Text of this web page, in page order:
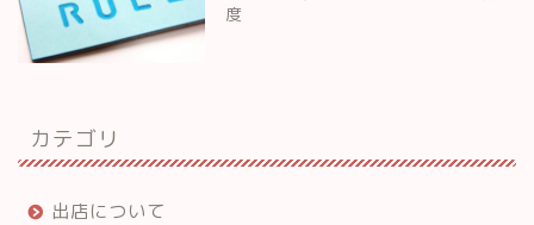
度
カテゴリ
出店について